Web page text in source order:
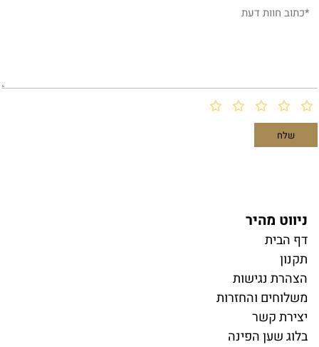
ניווט מהיר
דף הבית
תקנון
הצהרת נגישות
משלוחים והחזרות
יצירת קשר
בלוג שען הפינה